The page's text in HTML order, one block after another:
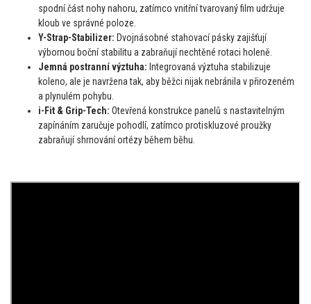
spodní část nohy nahoru, zatímco vnitřní tvarovaný film udržuje
kloub ve správné poloze.
Y-Strap-Stabilizer: Dvojnásobné stahovací pásky zajišťují
výbornou boční stabilitu a zabraňují nechtěné rotaci holeně.
Jemná postranní výztuha: Integrovaná výztuha stabilizuje
koleno, ale je navržena tak, aby běžci nijak nebránila v přirozeném
a plynulém pohybu.
i-Fit & Grip-Tech: Otevřená konstrukce panelů s nastavitelným
zapínáním zaručuje pohodlí, zatímco protiskluzové proužky
zabraňují shrnování ortézy během běhu.